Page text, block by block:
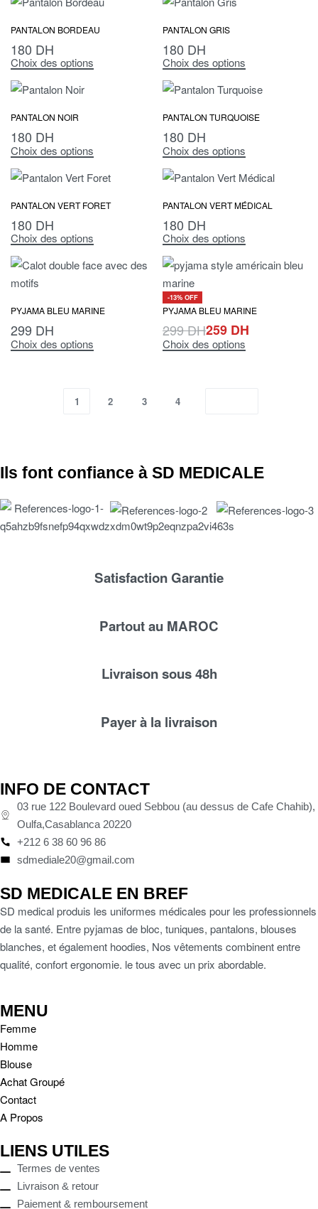
PANTALON BORDEAU
180 DH
Choix des options
PANTALON GRIS
180 DH
Choix des options
PANTALON NOIR
180 DH
Choix des options
PANTALON TURQUOISE
180 DH
Choix des options
PANTALON VERT FORET
180 DH
Choix des options
PANTALON VERT MÉDICAL
180 DH
Choix des options
PYJAMA BLEU MARINE
299 DH
Choix des options
-13% OFF
PYJAMA BLEU MARINE
299DH259 DH
Choix des options
1 2 3 4
Ils font confiance à SD MEDICALE
Satisfaction Garantie
Partout au MAROC
Livraison sous 48h
Payer à la livraison
INFO DE CONTACT
03 rue 122 Boulevard oued Sebbou (au dessus de Cafe Chahib),
Oulfa,Casablanca 20220
+212 6 38 60 96 86
sdmediale20@gmail.com
SD MEDICALE EN BREF
SD medical produis les uniformes médicales pour les professionnels
de la santé. Entre pyjamas de bloc, tuniques, pantalons, blouses
blanches, et également hoodies, Nos vêtements combinent entre
qualité, confort ergonomie. le tous avec un prix abordable.
MENU
Femme
Homme
Blouse
Achat Groupé
Contact
A Propos
LIENS UTILES
Termes de ventes
Livraison & retour
Paiement & remboursement